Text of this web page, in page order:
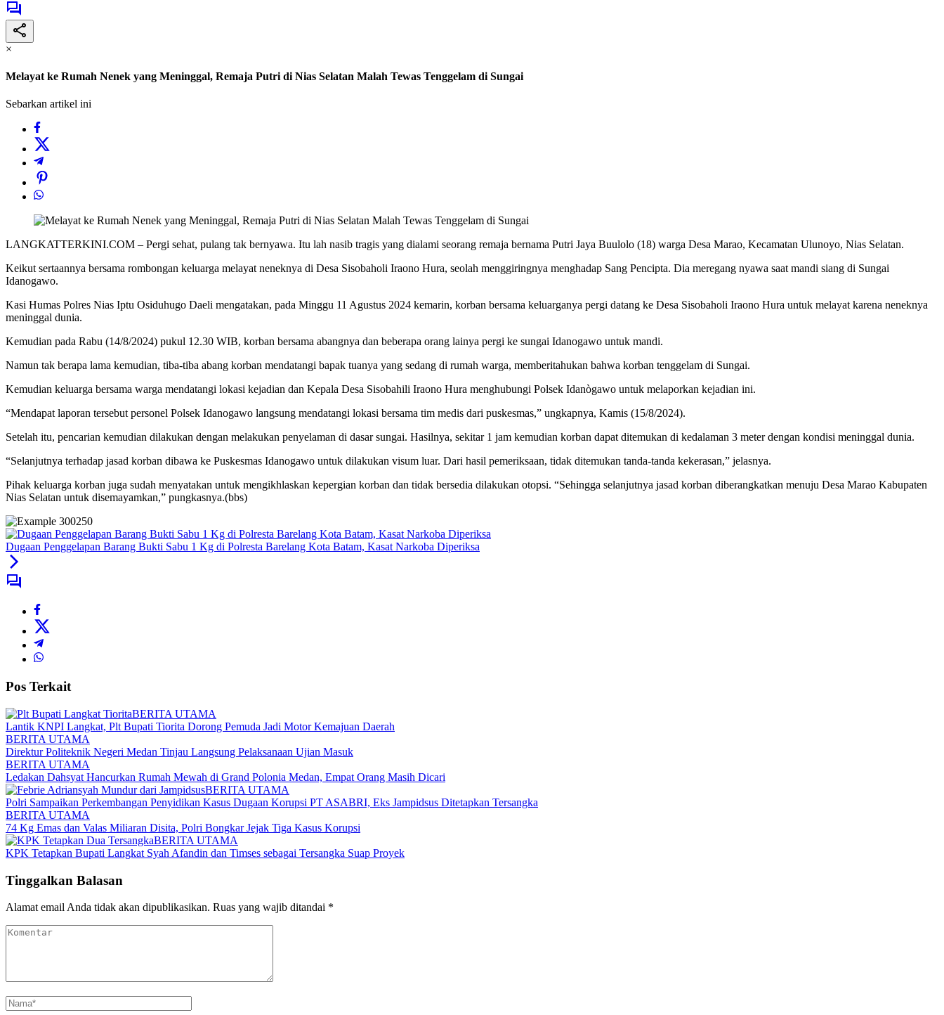
×
Melayat ke Rumah Nenek yang Meninggal, Remaja Putri di Nias Selatan Malah Tewas Tenggelam di Sungai
Sebarkan artikel ini
LANGKATTERKINI.COM – Pergi sehat, pulang tak bernyawa. Itu lah nasib tragis yang dialami seorang remaja bernama Putri Jaya Buulolo (18) warga Desa Marao, Kecamatan Ulunoyo, Nias Selatan.
Keikut sertaannya bersama rombongan keluarga melayat neneknya di Desa Sisobaholi Iraono Hura, seolah menggiringnya menghadap Sang Pencipta. Dia meregang nyawa saat mandi siang di Sungai
Idanogawo.
Kasi Humas Polres Nias Iptu Osiduhugo Daeli mengatakan, pada Minggu 11 Agustus 2024 kemarin, korban bersama keluarganya pergi datang ke Desa Sisobaholi Iraono Hura untuk melayat karena neneknya
meninggal dunia.
Kemudian pada Rabu (14/8/2024) pukul 12.30 WIB, korban bersama abangnya dan beberapa orang lainya pergi ke sungai Idanogawo untuk mandi.
Namun tak berapa lama kemudian, tiba-tiba abang korban mendatangi bapak tuanya yang sedang di rumah warga, memberitahukan bahwa korban tenggelam di Sungai.
Kemudian keluarga bersama warga mendatangi lokasi kejadian dan Kepala Desa Sisobahili Iraono Hura menghubungi Polsek Idanògawo untuk melaporkan kejadian ini.
“Mendapat laporan tersebut personel Polsek Idanogawo langsung mendatangi lokasi bersama tim medis dari puskesmas,” ungkapnya, Kamis (15/8/2024).
Setelah itu, pencarian kemudian dilakukan dengan melakukan penyelaman di dasar sungai. Hasilnya, sekitar 1 jam kemudian korban dapat ditemukan di kedalaman 3 meter dengan kondisi meninggal dunia.
“Selanjutnya terhadap jasad korban dibawa ke Puskesmas Idanogawo untuk dilakukan visum luar. Dari hasil pemeriksaan, tidak ditemukan tanda-tanda kekerasan,” jelasnya.
Pihak keluarga korban juga sudah menyatakan untuk mengikhlaskan kepergian korban dan tidak bersedia dilakukan otopsi. “Sehingga selanjutnya jasad korban diberangkatkan menuju Desa Marao Kabupaten
Nias Selatan untuk disemayamkan,” pungkasnya.(bbs)
Dugaan Penggelapan Barang Bukti Sabu 1 Kg di Polresta Barelang Kota Batam, Kasat Narkoba Diperiksa
Pos Terkait
BERITA UTAMA
Lantik KNPI Langkat, Plt Bupati Tiorita Dorong Pemuda Jadi Motor Kemajuan Daerah
BERITA UTAMA
Direktur Politeknik Negeri Medan Tinjau Langsung Pelaksanaan Ujian Masuk
BERITA UTAMA
Ledakan Dahsyat Hancurkan Rumah Mewah di Grand Polonia Medan, Empat Orang Masih Dicari
BERITA UTAMA
Polri Sampaikan Perkembangan Penyidikan Kasus Dugaan Korupsi PT ASABRI, Eks Jampidsus Ditetapkan Tersangka
BERITA UTAMA
74 Kg Emas dan Valas Miliaran Disita, Polri Bongkar Jejak Tiga Kasus Korupsi
BERITA UTAMA
KPK Tetapkan Bupati Langkat Syah Afandin dan Timses sebagai Tersangka Suap Proyek
Tinggalkan Balasan
Alamat email Anda tidak akan dipublikasikan. Ruas yang wajib ditandai *